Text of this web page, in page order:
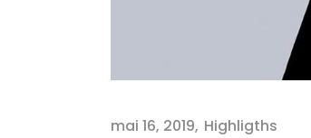
mai 16, 2019 Highligths